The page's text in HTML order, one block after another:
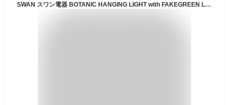
SWAN スワン電器 BOTANIC HANGING LIGHT with FAKEGREEN L ボタニックハンギングライト ウィズ フェイクグリーン (L) APE-020FG / LED球付属 ペンダントライト ペンダントランプ 天井照明 60W相当×1灯